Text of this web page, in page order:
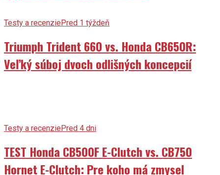
Testy a recenziePred 1 týždeň
Triumph Trident 660 vs. Honda CB650R:
Veľký súboj dvoch odlišných koncepcií
Testy a recenziePred 4 dni
TEST Honda CB500F E-Clutch vs. CB750
Hornet E-Clutch: Pre koho má zmysel